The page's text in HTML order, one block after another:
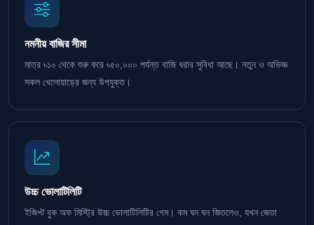
নমনীয় বাজির সীমা
মাত্র ৳১০ থেকে শুরু করে ৳৫০,০০০ পর্যন্ত বাজি ধরার সুবিধা আছে। নতুন ও অভিজ্ঞ
সকল খেলোয়াড়ের জন্য উপযুক্ত।
উচ্চ ভোলাটিলিটি
ইজিপ্ট বুক অফ মিস্ট্রি উচ্চ ভোলাটিলিটির গেম। কম ঘন ঘন জিতলেও, যখন জেতা